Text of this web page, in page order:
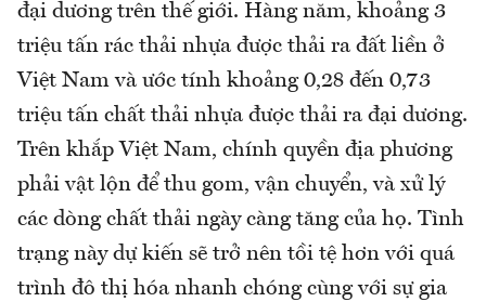
đại dương trên thế giới. Hàng năm, khoảng 3
triệu tấn rác thải nhựa được thải ra đất liền ở
Việt Nam và ước tính khoảng 0,28 đến 0,73
triệu tấn chất thải nhựa được thải ra đại dương.
Trên khắp Việt Nam, chính quyền địa phương
phải vật lộn để thu gom, vận chuyển, và xử lý
các dòng chất thải ngày càng tăng của họ. Tình
trạng này dự kiến sẽ trở nên tồi tệ hơn với quá
trình đô thị hóa nhanh chóng cùng với sự gia